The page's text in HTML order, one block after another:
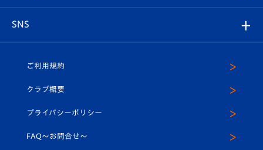
ホームタウン
平和祈念活動
プレイヤーズスイート
店舗情報
U-18
スクール
SNS
ヴィヴィくんインスタグラム
公式LINE＠
ご利用規約
クラブ概要
プライバシーポリシー
FAQ〜お問合せ〜